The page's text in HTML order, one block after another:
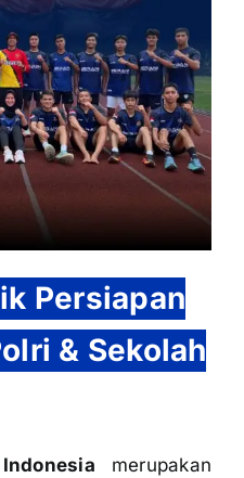
Persiapan
& Sekolah
merupakan